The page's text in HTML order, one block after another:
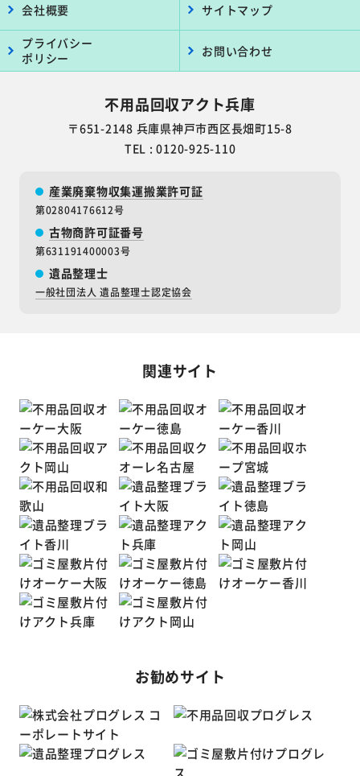
会社概要 サイトマップ
プライバシー
ポリシー
お問い合わせ
不用品回収アクト兵庫
〒651-2148 兵庫県神戸市西区長畑町15-8
TEL : 0120-925-110
産業廃棄物収集運搬業許可証
第02804176612号
古物商許可証番号
第631191400003号
遺品整理士
一般社団法人 遺品整理士認定協会
関連サイト
お勧めサイト